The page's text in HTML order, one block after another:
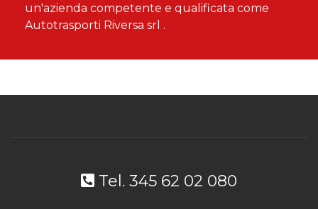
un'azienda competente e qualificata come
Autotrasporti Riversa srl .
Tel. 345 62 02 080